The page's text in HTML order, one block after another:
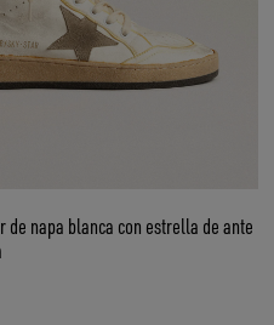
de napa blanca con estrella de ante